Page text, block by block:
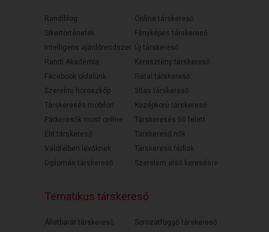
Randiblog
Sikertörténetek
Intelligens ajánlórendszer
Randi Akadémia
Facebook oldalunk
Szerelmi horoszkóp
Társkeresés mobilon
Párkeresők most online
Elit társkereső
Válófélben lévőknek
Diplomás társkereső
Online társkereső
Fényképes társkereső
Új társkereső
Keresztény társkereső
Fiatal társkereső
30as társkereső
Középkorú társkereső
Társkeresés 50 felett
Társkereső nők
Társkereső férfiak
Szerelem első keresésre
Tematikus társkereső
Állatbarát társkereső
Sorozatfüggő társkereső